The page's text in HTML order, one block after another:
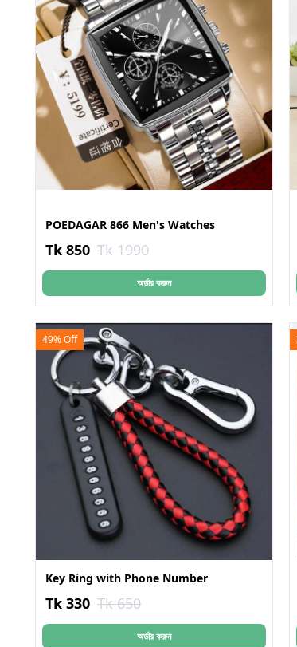
POEDAGAR 866 Men's Watches
Tk 850 Tk 1990
অর্ডার করুন
49% Off
Key Ring with Phone Number
Tk 330 Tk 650
অর্ডার করুন